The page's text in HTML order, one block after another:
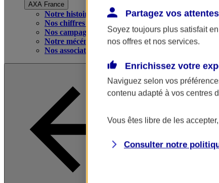
AXA France
Notre histoire
Nos chiffres clés
Nos campagnes publicitaires
Notre mécénat
Nos associations
Partagez vos attentes
Soyez toujours plus satisfait
nos offres et nos services.
Enrichissez votre
Naviguez selon vos
contenu adapté à vos centres
Vous êtes libre de les
Consulter notre